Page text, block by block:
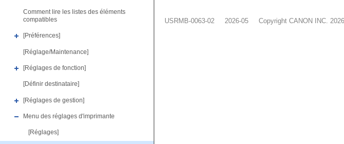
Comment lire les listes des éléments
compatibles
[Préférences]
[Réglage/Maintenance]
[Réglages de fonction]
[Définir destinataire]
[Réglages de gestion]
Menu des réglages d'imprimante
[Réglages]
USRMB-0063-02 2026-05 Copyright CANON INC. 2026